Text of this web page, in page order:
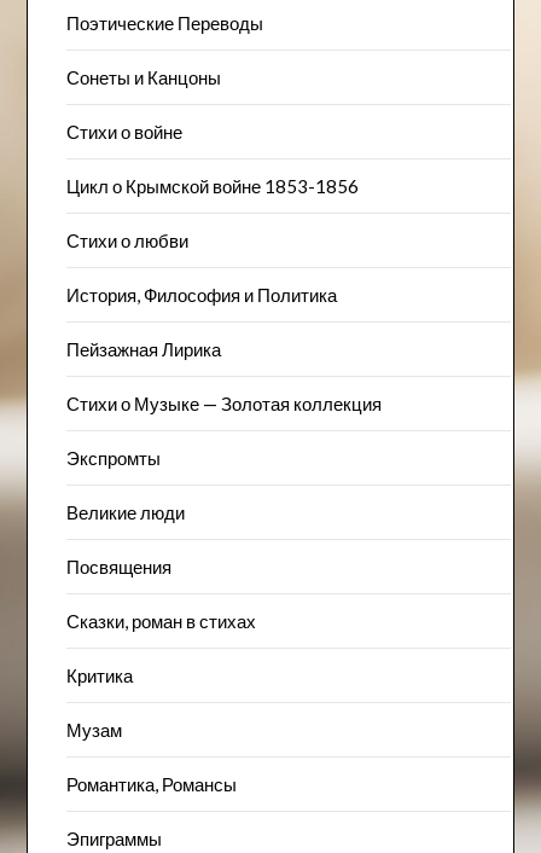
Поэтические Переводы
Сонеты и Канцоны
Стихи о войне
Цикл о Крымской войне 1853-1856
Стихи о любви
История, Философия и Политика
Пейзажна​я Лирика
Стихи о Музыке — Золотая коллекция
Экспромты
Великие люди
Посвящения
Сказки, роман в стихах
Критика
Музам
Романтика, Романсы
Эпиграммы